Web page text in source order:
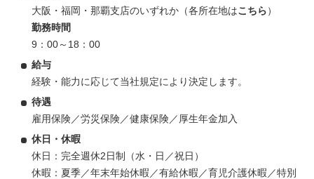
大阪・福岡・那覇支店のいずれか（各所在地はこちら）
勤務時間
9：00～18：00
給与
経験・能力に応じて当社規定により決定します。
待遇
雇用保険／労災保険／健康保険／厚生年金加入
休日・休暇
休日：完全週休2日制（水・日／祝日）
休暇：夏季／年末年始休暇／有給休暇／育児介護休暇／特別